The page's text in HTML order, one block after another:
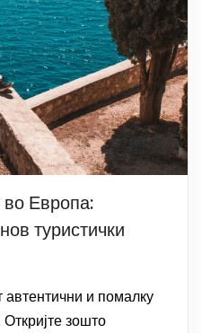
Европа:
туристички
и помалку
зошто